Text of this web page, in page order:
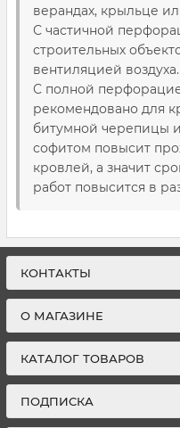
верандах, крыльце
С частичной
строительных
вентиляцией воздуха.
С полной
рекомендовано для
битумной черепицы
софитом повысит
кровлей, а значит
работ повысится в
КОНТАКТЫ
О МАГАЗИНЕ
КАТАЛОГ ТОВАРОВ
ПОДПИСКА